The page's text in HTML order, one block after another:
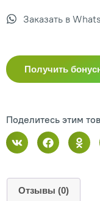
Заказать в
Получить
Поделитесь этим
Отзывы (0)